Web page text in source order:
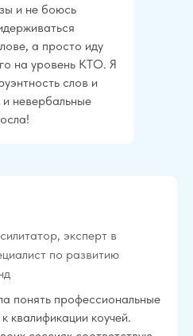
и не боюсь
а просто иду
на уровень КТО. Я
слов и
и невербальные
эксперт в
по развитию
понять профессиональные
квалификации коучей.